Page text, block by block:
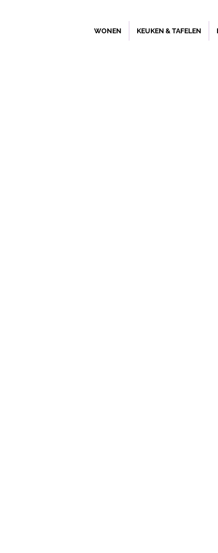
WONEN KEUKEN & TAFELEN